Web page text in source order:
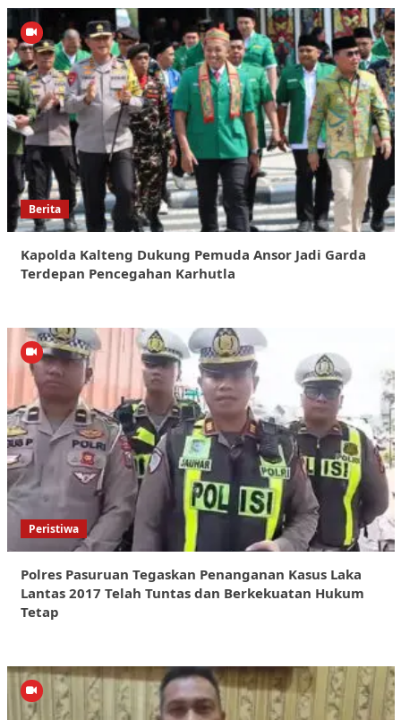
Berita
Kapolda Kalteng Dukung Pemuda Ansor Jadi Garda
Terdepan Pencegahan Karhutla
Peristiwa
Polres Pasuruan Tegaskan Penanganan Kasus Laka
Lantas 2017 Telah Tuntas dan Berkekuatan Hukum
Tetap